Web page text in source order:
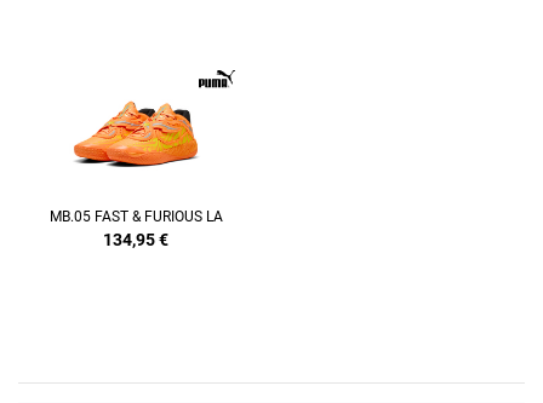
MB.05 FAST & FURIOUS LA
134,95€